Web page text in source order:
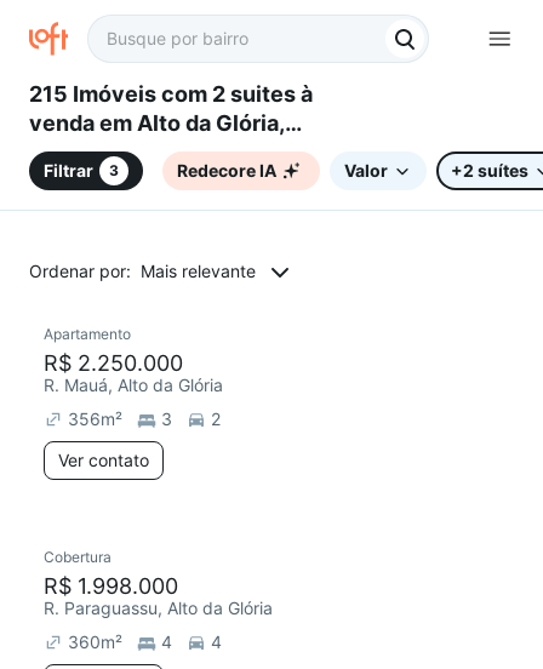
215 Imóveis com 2 suites à
venda em Alto da Glória,
Curitiba, PR
Filtrar 3 Redecore IA Valor +2 suítes
Ordenar por: Mais relevante
Redecorar
Apartamento
R$ 2.250.000
R. Mauá, Alto da Glória
356m² 3
2
Ver contato
Cobertura
R$ 1.998.000
R. Paraguassu, Alto da Glória
360m² 4
4